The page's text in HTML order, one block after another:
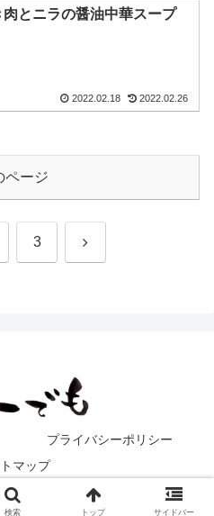
肉とニラの醤油中華スープ
2022.02.18 2022.02.26
ページ
3 次
プライバシーポリシー
マップ
どーでも！！.
検索 トップ サイドバー